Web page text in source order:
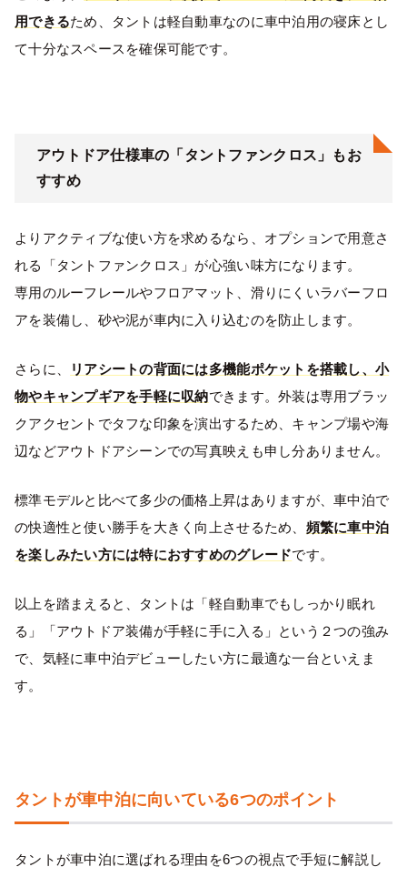
用できるため、タントは軽自動車なのに車中泊用の寝床とし
て十分なスペースを確保可能です。
アウトドア仕様車の「タントファンクロス」もお
すすめ
よりアクティブな使い方を求めるなら、オプションで用意さ
れる「タントファンクロス」が心強い味方になります。
専用のルーフレールやフロアマット、滑りにくいラバーフロ
アを装備し、砂や泥が車内に入り込むのを防止します。
さらに、
リアシートの背面には多機能ポケットを搭載し、小
物やキャンプギアを手軽に収納できます。外装は専用ブラッ
クアクセントでタフな印象を演出するため、キャンプ場や海
辺などアウトドアシーンでの写真映えも申し分ありません。
標準モデルと比べて多少の価格上昇はありますが、車中泊で
の快適性と使い勝手を大きく向上させるため、 頻繁に車中泊
を楽しみたい方には特におすすめのグレードです。
以上を踏まえると、タントは「軽自動車でもしっかり眠れ
る」「アウトドア装備が手軽に手に入る」という２つの強み
で、気軽に車中泊デビューしたい方に最適な一台といえま
す。
タントが車中泊に向いている6つのポイント
タントが車中泊に選ばれる理由を6つの視点で手短に解説し